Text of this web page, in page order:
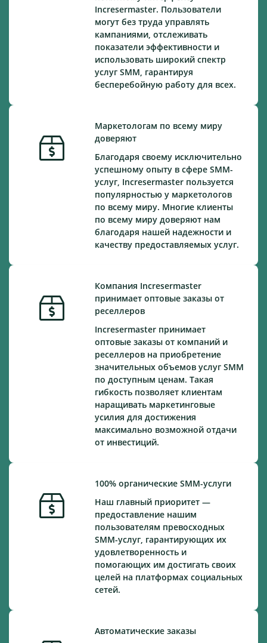
Incresermaster. Пользователи
могут без труда управлять
кампаниями, отслеживать
показатели эффективности и
использовать широкий спектр
услуг SMM, гарантируя
бесперебойную работу для всех.
Маркетологам по всему миру
доверяют
Благодаря своему исключительно
успешному опыту в сфере SMM-
услуг, Incresermaster пользуется
популярностью у маркетологов
по всему миру. Многие клиенты
по всему миру доверяют нам
благодаря нашей надежности и
качеству предоставляемых услуг.
Компания Incresermaster
принимает оптовые заказы от
реселлеров
Incresermaster принимает
оптовые заказы от компаний и
реселлеров на приобретение
значительных объемов услуг SMM
по доступным ценам. Такая
гибкость позволяет клиентам
наращивать маркетинговые
усилия для достижения
максимально возможной отдачи
от инвестиций.
100% органические SMM-услуги
Наш главный приоритет —
предоставление нашим
пользователям превосходных
SMM-услуг, гарантирующих их
удовлетворенность и
помогающих им достигать своих
целей на платформах социальных
сетей.
Автоматические заказы